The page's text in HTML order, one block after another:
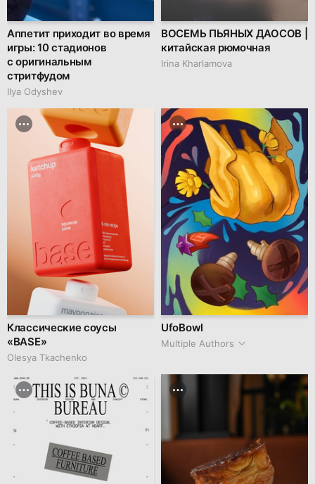
Аппетит приходит во время
игры: 10 стадионов
с оригинальным
стритфудом
Ilya Odyshev
ВОСЕМЬ ПЬЯНЫХ ДАОСОВ |
китайская рюмочная
Irina Kharlamova
Классические соусы
«BASE»
Olesya Tkachenko
UfoBowl
Multiple Authors